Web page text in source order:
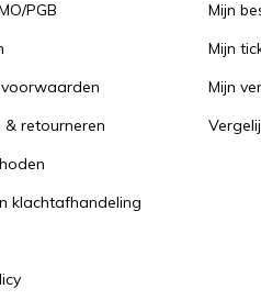
PGB
& retourneren
klachtafhandeling
Mijn
Mijn
Mijn
voor proefrit
voor slaapadvies
voor proefzitten